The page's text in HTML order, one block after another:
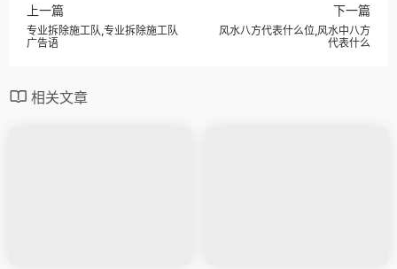
上一篇
专业拆除施工队,专业拆除施工队
广告语
下一篇
风水八方代表什么位,风水中八方
代表什么
相关文章